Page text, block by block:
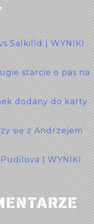
Salkilld | WYNIKI
starcie o pas na
dodany do karty
się z Andrzejem
Pudilova | WYNIKI